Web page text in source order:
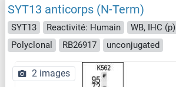
SYT13 anticorps (N-Term)
SYT13 Reactivité: Humain WB, IHC (p)
Polyclonal
RB26917 unconjugated
2 images